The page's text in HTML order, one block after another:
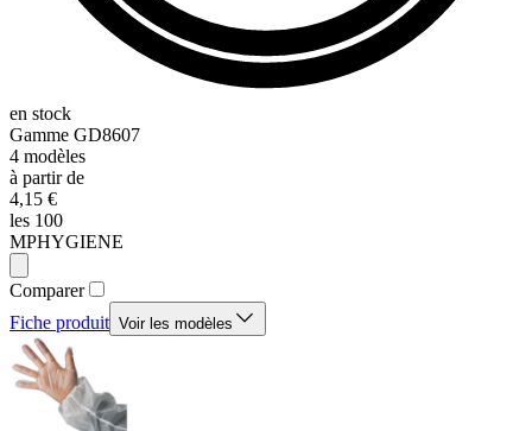
en stock
Gamme GD8607
4 modèles
à partir de
4,15 €
les 100
MPHYGIENE
Comparer
Fiche produit Voir les modèles